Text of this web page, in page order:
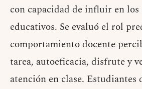
con capacidad de influir en los
educativos. Se evaluó el rol
comportamiento docente
tarea, autoeficacia, disfrute y
atención en clase. Estudiantes